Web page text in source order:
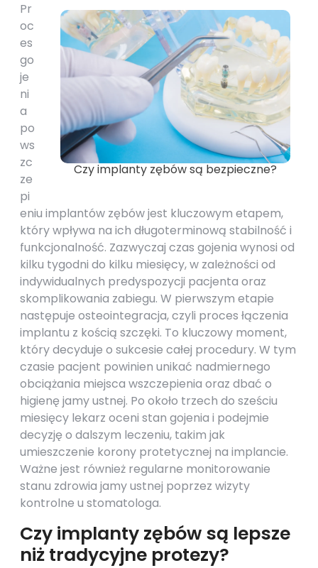
Czy implanty zębów są bezpieczne?
Pr
oc
es
go
je
ni
a
po
ws
zc
ze
pi
eniu implantów zębów jest kluczowym etapem,
który wpływa na ich długoterminową stabilność i
funkcjonalność. Zazwyczaj czas gojenia wynosi od
kilku tygodni do kilku miesięcy, w zależności od
indywidualnych predyspozycji pacjenta oraz
skomplikowania zabiegu. W pierwszym etapie
następuje osteointegracja, czyli proces łączenia
implantu z kością szczęki. To kluczowy moment,
który decyduje o sukcesie całej procedury. W tym
czasie pacjent powinien unikać nadmiernego
obciążania miejsca wszczepienia oraz dbać o
higienę jamy ustnej. Po około trzech do sześciu
miesięcy lekarz oceni stan gojenia i podejmie
decyzję o dalszym leczeniu, takim jak
umieszczenie korony protetycznej na implancie.
Ważne jest również regularne monitorowanie
stanu zdrowia jamy ustnej poprzez wizyty
kontrolne u stomatologa.
Czy implanty zębów są lepsze
niż tradycyjne protezy?